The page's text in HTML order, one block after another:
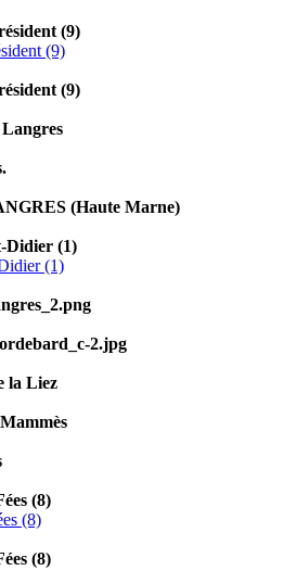
(9)
(9)
(9)
(Haute Marne)
Didier (1)
(1)
2.jpg
la Liez
(8)
(8)
(8)